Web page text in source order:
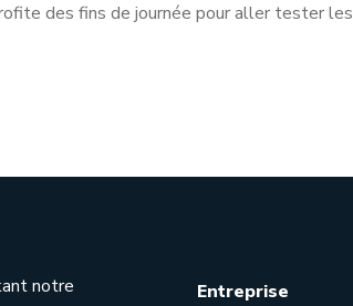
des fins de journée pour aller tester
notre
Entreprise